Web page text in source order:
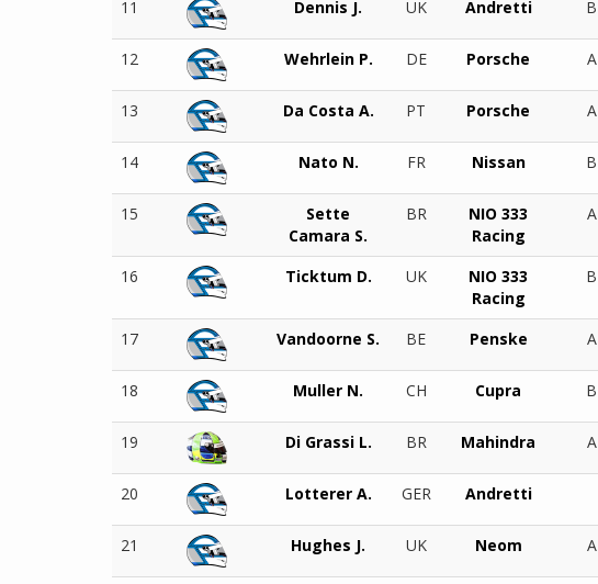
11 Dennis J. UK Andretti B
12 Wehrlein P. DE Porsche A
13 Da Costa A. PT Porsche A
14 Nato N. FR Nissan B
15
Sette
Camara S.
BR
NIO 333
Racing
A
16 Ticktum D. UK
NIO 333
Racing
B
17 Vandoorne S. BE Penske A
18 Muller N. CH Cupra B
19 Di Grassi L. BR Mahindra A
20 Lotterer A. GER Andretti
21 Hughes J. UK Neom A